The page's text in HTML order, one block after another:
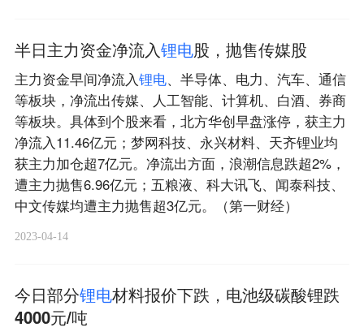
半日主力资金净流入锂电股，抛售传媒股
主力资金早间净流入锂电、半导体、电力、汽车、通信
等板块，净流出传媒、人工智能、计算机、白酒、券商
等板块。具体到个股来看，北方华创早盘涨停，获主力
净流入11.46亿元；梦网科技、永兴材料、天齐锂业均
获主力加仓超7亿元。净流出方面，浪潮信息跌超2%，
遭主力抛售6.96亿元；五粮液、科大讯飞、闻泰科技、
中文传媒均遭主力抛售超3亿元。（第一财经）
2023-04-14
今日部分锂电材料报价下跌，电池级碳酸锂跌
4000元/吨